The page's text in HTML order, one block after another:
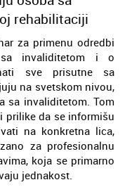
rehabilitaciji
za primenu odredbi
invaliditetom i o
sve prisutne sa
na svetskom nivou,
sa invaliditetom. Tom
prilike da se informišu
na konkretna lica,
za profesionalnu
koja se primarno
jednakost.